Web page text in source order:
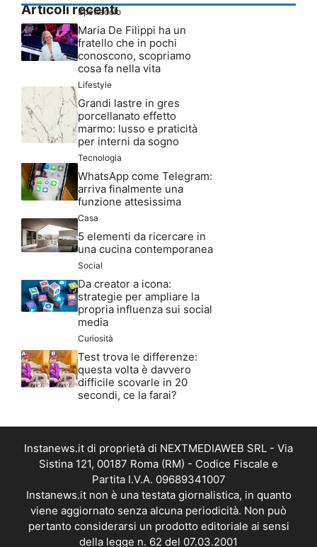
Articoli recenti
Spettacolo
Maria De Filippi ha un
fratello che in pochi
conoscono, scopriamo
cosa fa nella vita
Lifestyle
Grandi lastre in gres
porcellanato effetto
marmo: lusso e praticità
per interni da sogno
Tecnologia
WhatsApp come Telegram:
arriva finalmente una
funzione attesissima
Casa
5 elementi da ricercare in
una cucina contemporanea
Social
Da creator a icona:
strategie per ampliare la
propria influenza sui social
media
Curiosità
Test trova le differenze:
questa volta è davvero
difficile scovarle in 20
secondi, ce la farai?
Instanews.it di proprietà di NEXTMEDIAWEB SRL - Via
Sistina 121, 00187 Roma (RM) - Codice Fiscale e
Partita I.V.A. 09689341007
Instanews.it non è una testata giornalistica, in quanto
viene aggiornato senza alcuna periodicità. Non può
pertanto considerarsi un prodotto editoriale ai sensi
della legge n. 62 del 07.03.2001